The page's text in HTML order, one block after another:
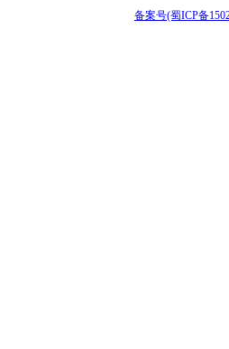
备案号(蜀ICP备